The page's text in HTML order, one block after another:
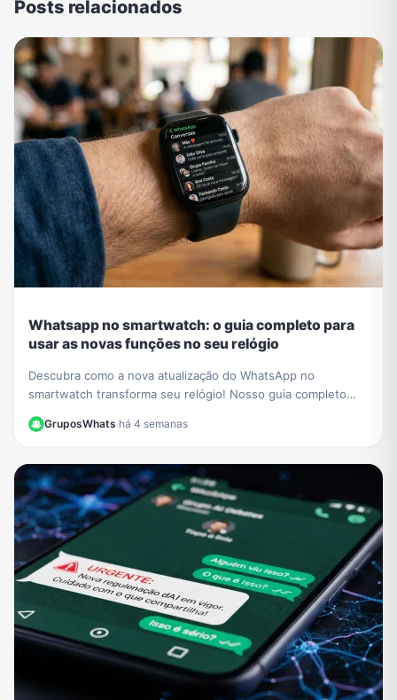
Posts relacionados
Whatsapp no smartwatch: o guia completo para
usar as novas funções no seu relógio
Descubra como a nova atualização do WhatsApp no
smartwatch transforma seu relógio! Nosso guia completo
mostra como iniciar conversas e gerenciar chats.
GruposWhats·há 4 semanas